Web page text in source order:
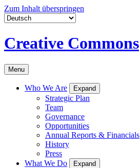
Zum Inhalt überspringen
Creative Commons
Menu
Who We Are Expand
Strategic Plan
Team
Governance
Opportunities
Annual Reports & Financials
History
Press
What We Do
Expand